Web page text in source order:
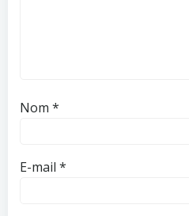
Nom *
E-mail *